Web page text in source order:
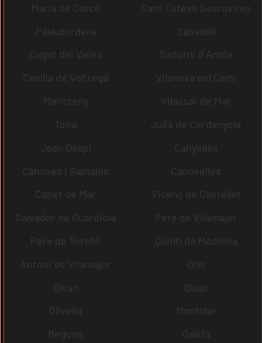
Maria de Corcó
Sant Esteve Sesrovires
Palautordera
Sabadell
Cugat del Vallès
Sadurní d´Anoia
Cecília de Voltregà
Vilanova del Camí
Montseny
Vilassar de Mar
Tona
Julià de Cerdanyola
Joan Despí
Canyelles
Cànoves i Samalús
Canovelles
Canet de Mar
Vicenç de Castellet
Salvador de Guardiola
Pere de Vilamajor
Pere de Torelló
Quintí de Mediona
Antoni de Vilamajor
Orís
Olvan
Olost
Olivella
Montclar
Begues
Gallifa